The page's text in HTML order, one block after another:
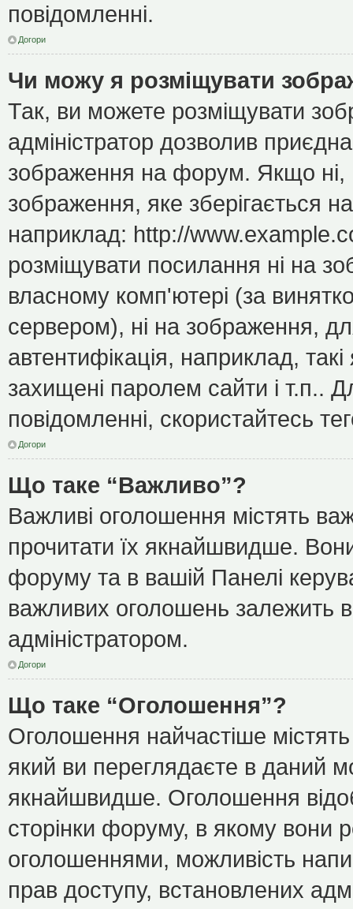
повідомленні.
Догори
Чи можу я розміщувати
Так, ви можете розміщувати
адміністратор дозволив
зображення на форум. Якщо ні,
зображення, яке зберігається
наприклад: http://
розміщувати посилання ні на
власному комп'ютері (за
сервером), ні на зображення,
автентифікація, наприклад,
захищені паролем сайти і т.п..
повідомленні, скористайтесь
Догори
Що таке “Важливо”?
Важливі оголошення містять
прочитати їх якнайшвидше.
форуму та в вашій Панелі
важливих оголошень залежить
адміністратором.
Догори
Що таке “Оголошення”?
Оголошення найчастіше
який ви переглядаєте в даний
якнайшвидше. Оголошення
сторінки форуму, в якому вони
оголошеннями, можливість
прав доступу, встановлених